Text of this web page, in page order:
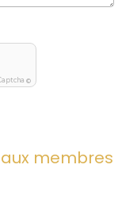
©
membres